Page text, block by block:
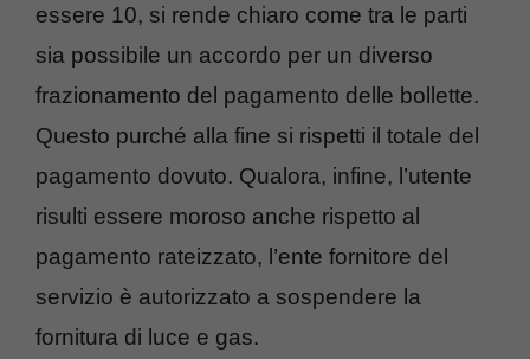
essere 10, si rende chiaro come tra le parti
sia possibile un accordo per un diverso
frazionamento del pagamento delle bollette.
Questo purché alla fine si rispetti il totale del
pagamento dovuto. Qualora, infine, l’utente
risulti essere moroso anche rispetto al
pagamento rateizzato, l’ente fornitore del
servizio è autorizzato a sospendere la
fornitura di luce e gas.